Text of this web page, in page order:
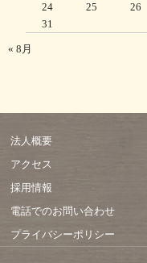
24
25 26
31
« 8月
法人概要
アクセス
採用情報
電話でのお問い合わせ
プライバシーポリシー